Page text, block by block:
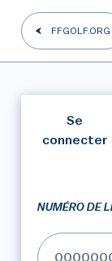
FFGOLF.ORG
Se
connecter
NUMÉRO DE